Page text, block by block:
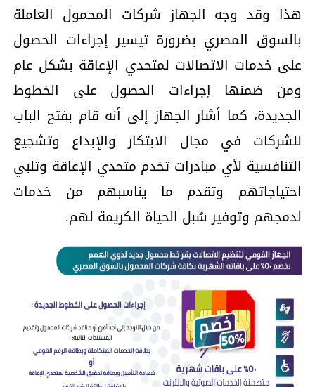
هذا وقد وجه الجهاز شركات المحمول العاملة
بالسوق المصري بضرورة تيسير إجراءات الحصول
على خدمات الاتصالات لمتحدي الإعاقة بشكل عام
ومن ضمنها إجراءات الحصول على الخطوط
الجديدة، كما أشار الجهاز إلى أنه قام بفتح الباب
للشركات في مجال الابتكار والإبداع وتشجيع
التنافسية لأي مبادرات تخدم متحدي الإعاقة وتلبي
احتياجاتهم وتقدم ما يناسبهم من خدمات
لدمجهم وتوفير سُبل الحياة الكريمة لهم.